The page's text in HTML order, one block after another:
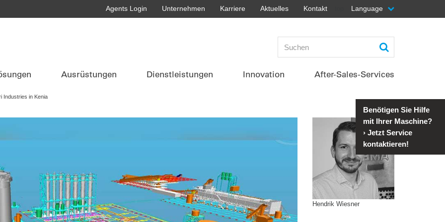
Agents Login Unternehmen Karriere Aktuelles Kontakt Language
Ausrüstungen Dienstleistungen Innovation After-Sales-Services
Industries in Kenia
Hendrik Wiesner
Benötigen Sie Hilfe
mit Ihrer Maschine?
› Jetzt Service
kontaktieren!